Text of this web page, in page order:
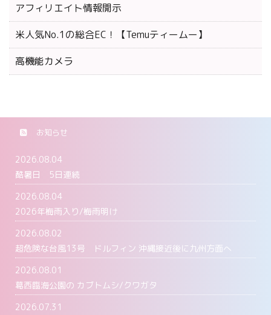
アフィリエイト情報開示
米人気No.1の総合EC！【Temuティームー】
高機能カメラ
お知らせ
2026.08.04
酷暑日 5日連続
2026.08.04
2026年梅雨入り/梅雨明け
2026.08.02
超危険な台風13号 ドルフィン 沖縄接近後に九州方面へ
2026.08.01
葛西臨海公園の カブトムシ/クワガタ
2026.07.31